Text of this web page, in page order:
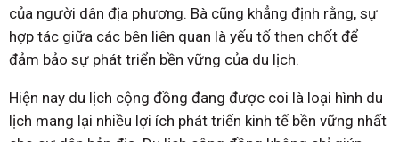
của người dân địa phương. Bà cũng khẳng định rằng, sự
hợp tác giữa các bên liên quan là yếu tố then chốt để
đảm bảo sự phát triển bền vững của du lịch.
Hiện nay du lịch cộng đồng đang được coi là loại hình du
lịch mang lại nhiều lợi ích phát triển kinh tế bền vững nhất